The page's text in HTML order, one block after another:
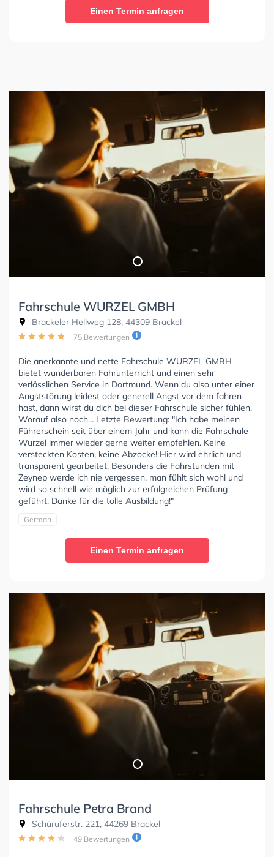
Einen Termin anfragen
Fahrschule WURZEL GMBH
Brackeler Hellweg 128, 44309 Brackel
75 Bewertungen
Die anerkannte und nette Fahrschule WURZEL GMBH
bietet wunderbaren Fahrunterricht und einen sehr
verlässlichen Service in Dortmund. Wenn du also unter einer
Angststörung leidest oder generell Angst vor dem fahren
hast, dann wirst du dich bei dieser Fahrschule sicher fühlen.
Worauf also noch... Letzte Bewertung: "Ich habe meinen
Führerschein seit über einem Jahr und kann die Fahrschule
Wurzel immer wieder gerne weiter empfehlen. Keine
versteckten Kosten, keine Abzocke! Hier wird ehrlich und
transparent gearbeitet. Besonders die Fahrstunden mit
Zeynep werde ich nie vergessen, man fühlt sich wohl und
wird so schnell wie möglich zur erfolgreichen Prüfung
geführt. Danke für die tolle Ausbildung!"
German
Einen Termin anfragen
Fahrschule Petra Brand
Schüruferstr. 221, 44269 Brackel
49 Bewertungen